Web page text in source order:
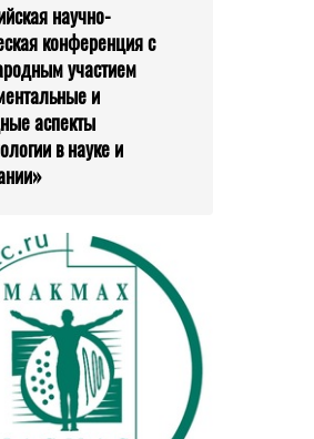
научно-
конференция с
участием
и
аспекты
в науке и